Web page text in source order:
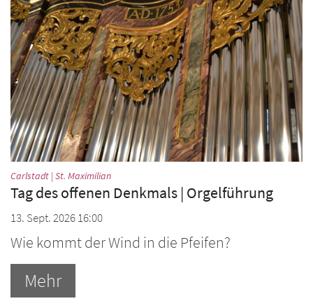
Carlstadt | St. Maximilian:
Tag des offenen Denkmals | Orgelführung
13. Sept. 2026 16:00
Wie kommt der Wind in die Pfeifen?
Mehr